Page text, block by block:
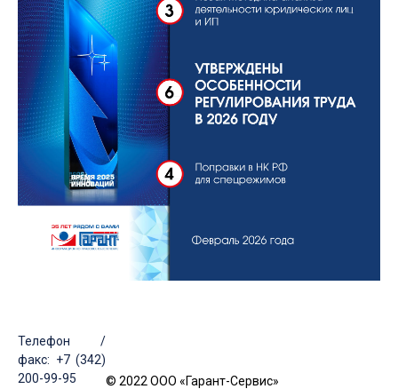
Телефон /
факс: +7 (342)
200-99-95
© 2022 ООО «Гарант-Сервис»